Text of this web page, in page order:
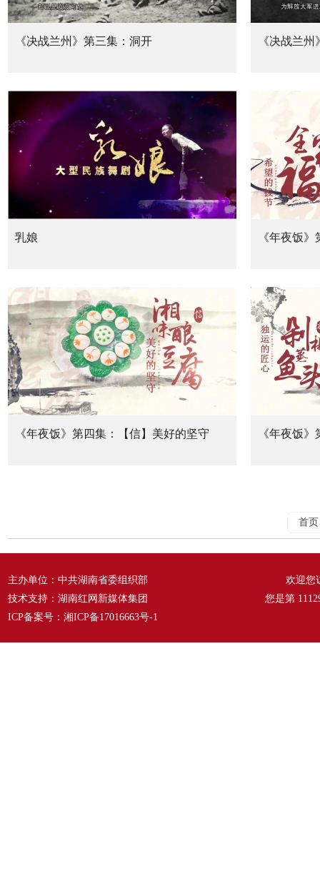
《决战兰州》第三集：洞开 《决战兰
乳娘 《年夜饭
《年夜饭》第四集：【信】美好的坚守 《年夜饭
首页
主办单位：中共湖南省委组织部
技术支持：湖南红网新媒体集团
ICP备案号： 湘ICP备17016663号-1
欢迎您
您是第